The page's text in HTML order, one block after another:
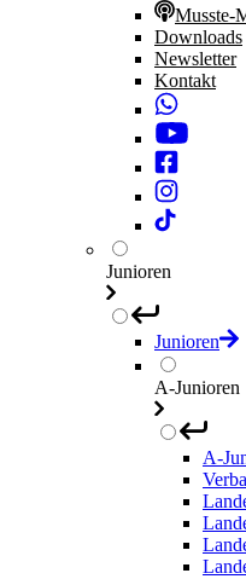
Musste-
Downloads
Newsletter
Kontakt
Junioren
Junioren
A-Junioren
A-